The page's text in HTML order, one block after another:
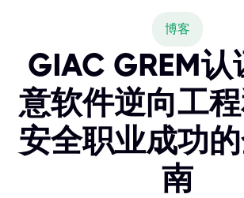
博客
GIAC GREM
意软件逆向工
安全职业成功
南